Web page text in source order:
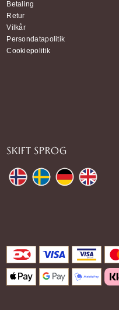
Betaling
Retur
Vilkår
Persondatapolitik
Cookiepolitik
SKIFT SPROG